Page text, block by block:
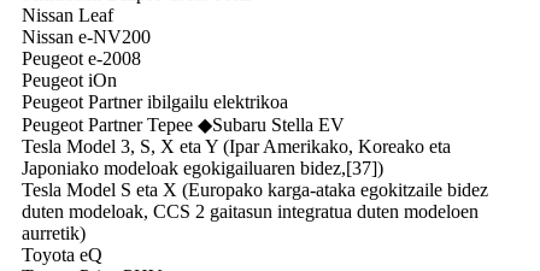
Nissan Leaf
Nissan e-NV200
Peugeot e-2008
Peugeot iOn
Peugeot Partner ibilgailu elektrikoa
Peugeot Partner Tepee ◆Subaru Stella EV
Tesla Model 3, S, X eta Y (Ipar Amerikako, Koreako eta
Japoniako modeloak egokigailuaren bidez,[37])
Tesla Model S eta X (Europako karga-ataka egokitzaile bidez
duten modeloak, CCS 2 gaitasun integratua duten modeloen
aurretik)
Toyota eQ